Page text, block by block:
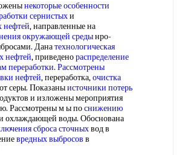
некоторые особенности
сернистыхи
нефтей, направленные на
окружающей средынро-
Данатехнологическая
нефтей, приведенораспределение
переработки. Рассмотрены
нефтей, переработка,очистка
от серы. Показаныисточники потерь
и изложены мероприятия
Рассмотрены м ы поснижению
охлаждающей воды. Обоснована
сброса сточныхвод в
вредных выбросов в